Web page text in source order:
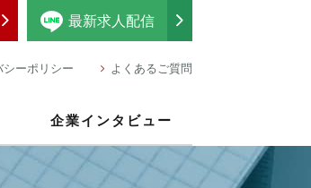
最新求人配信
シーポリシー よくあるご質問
企業インタビュー